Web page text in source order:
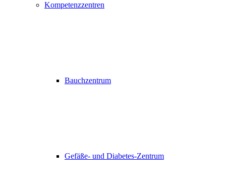
Kompetenzzentren
Bauchzentrum
Gefäße- und Diabetes-Zentrum